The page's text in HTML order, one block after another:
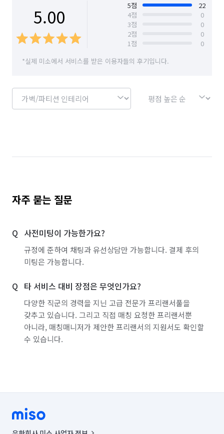
5.00 5점
22
4점
0
3점
0
2점
0
1점
0
*실제 미소에서 서비스를 받은 이용자들의 후기입니다.
자주 묻는 질문
사전미팅이 가능한가요?
규정에 준하여 채팅과 유선상담만 가능합니다. 결제 후의
미팅은 가능합니다.
타 서비스 대비 장점은 무엇인가요?
다양한 직군의 경력을 지닌 고급 전문가 프리랜서풀을
갖추고 있습니다. 그리고 직접 매칭 요청한 프리랜서뿐
아니라, 매칭매니저가 제안한 프리랜서의 지원서도 확인할
수 있습니다.